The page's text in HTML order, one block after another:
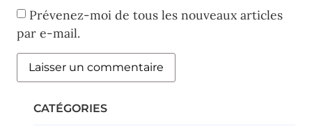
Prévenez-moi de tous les nouveaux articles
par e-mail.
CATÉGORIES